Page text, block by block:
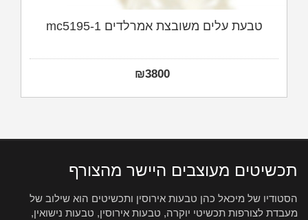
טבעת עלים משובצת אמרלדים mc5195-1
₪3800
תכשיטים מעוצבים היישר מהצורף
הסטודיו של מיכאל כהן טבעות אירוסין ותכשיטים הוא שילוב של
מעבדת לצורפות תכשיטי יוקרה, טבעות אירוסין, טבעות נישואין,